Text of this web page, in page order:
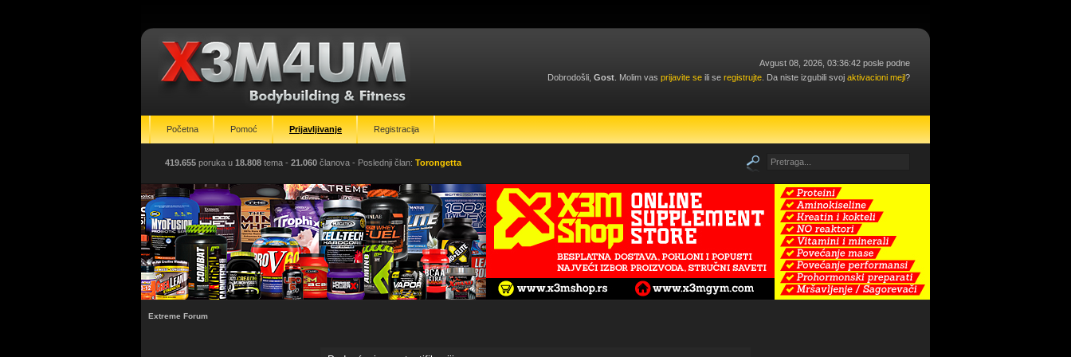
Avgust 08, 2026, 03:36:42 posle podne
Dobrodošli, Gost . Molim vas prijavite se ili se registrujte . Da niste izgubili svoj aktivacioni mejl?
Početna Pomoć Prijavljivanje Registracija
419.655 poruka u 18.808 tema - 21.060 članova - Poslednji član: Torongetta
Extreme Forum